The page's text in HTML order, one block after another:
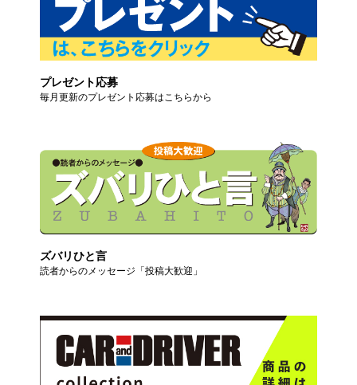
プレゼント応募
毎月更新のプレゼント応募はこちらから
ズバリひと言
読者からのメッセージ「投稿大歓迎」